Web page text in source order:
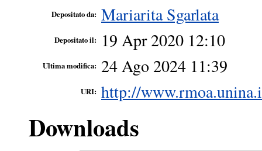
Depositato da: Mariarita Sgarlata
Depositato il: 19 Apr 2020 12:10
Ultima modifica: 24 Ago 2024 11:39
URI: http://
Downloads